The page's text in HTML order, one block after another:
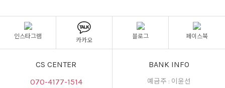
인스타그램
카카오
블로그 페이스북
CS CENTER
070-4177-1514
BANK INFO
예금주 : 이윤선